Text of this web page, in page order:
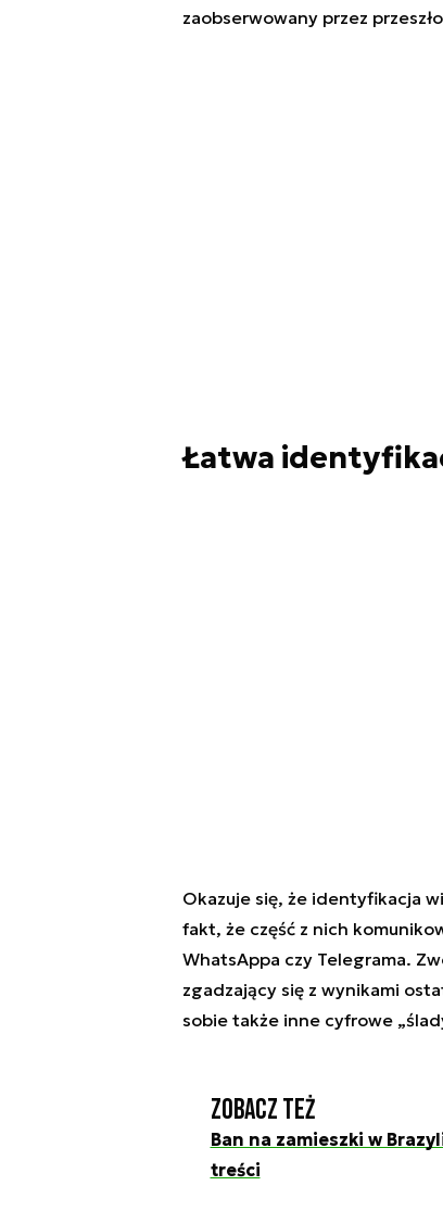
zaobserwowany przez
Łatwa
Okazuje się, że identyfikacja
fakt, że część z nich
WhatsAppa czy Telegrama.
zgadzający się z wynikami
sobie także inne cyfrowe
Zobacz też
Ban na zamieszki w
treści